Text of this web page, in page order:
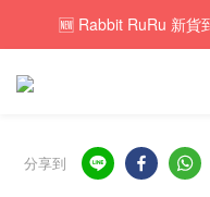
🚚訂單折實
🆕 Rabbit RuRu 新貨
🎁「免費試食專區
分享到